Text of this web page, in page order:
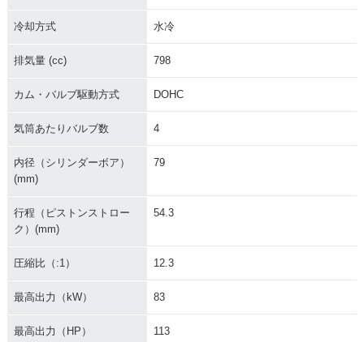
冷却方式 水冷
排気量 (cc) 798
カム・バルブ駆動方式 DOHC
気筒あたりバルブ数 4
内径（シリンダーボア）
(mm)
79
行程（ピストンストロー
ク）(mm)
54.3
圧縮比（:1） 12.3
最高出力（kW） 83
最高出力（HP） 113